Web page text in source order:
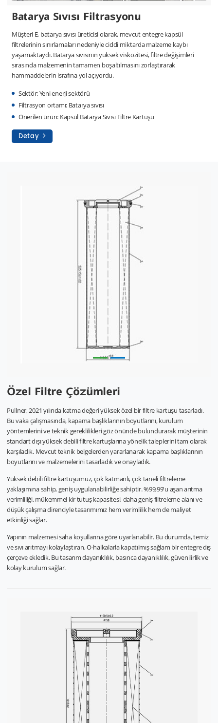
Batarya Sıvısı Filtrasyonu
Müşteri E, batarya sıvısı üreticisi olarak, mevcut entegre kapsül
filtrelerinin sınırlamaları nedeniyle ciddi miktarda malzeme kaybı
yaşamaktaydı. Batarya sıvısının yüksek viskozitesi, filtre değişimleri
sırasında malzemenin tamamen boşaltılmasını zorlaştırarak
hammaddelerin israfına yol açıyordu.
Sektör: Yeni enerji sektörü
Filtrasyon ortamı: Batarya sıvısı
Önerilen ürün: Kapsül Batarya Sıvısı Filtre Kartuşu
Detay
Özel Filtre Çözümleri
Pullner, 2021 yılında katma değeri yüksek özel bir filtre kartuşu tasarladı.
Bu vaka çalışmasında, kapama başlıklarının boyutlarını, kurulum
yöntemlerini ve teknik gereklilikleri göz önünde bulundurarak müşterinin
standart dışı yüksek debili filtre kartuşlarına yönelik taleplerini tam olarak
karşıladık. Mevcut teknik belgelerden yararlanarak kapama başlıklarının
boyutlarını ve malzemelerini tasarladık ve onayladık.
Yüksek debili filtre kartuşumuz, çok katmanlı, çok taneli filtreleme
yaklaşımına sahip, geniş uygulanabilirliğe sahiptir. %99,99'u aşan arıtma
verimliliği, mükemmel kir tutuş kapasitesi, daha geniş filtreleme alanı ve
düşük çalışma direnciyle tasarımımız hem verimlilik hem de maliyet
etkinliği sağlar.
Yapının malzemesi saha koşullarına göre uyarlanabilir. Bu durumda, temiz
ve sıvı arıtmayı kolaylaştıran, O-halkalarla kapatılmış sağlam bir entegre dış
çerçeve ekledik. Bu tasarım dayanıklılık, basınca dayanıklılık, güvenilirlik ve
kolay kurulum sağlar.